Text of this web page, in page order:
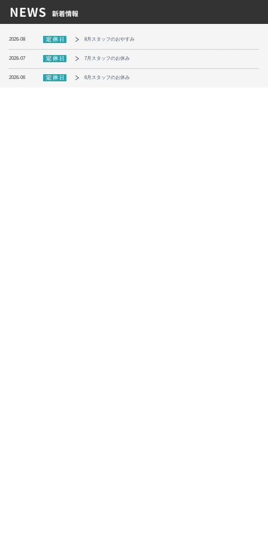
2026-08 8月スタッフのおやすみ
2026-07 7月スタッフのお休み
2026-06 6月スタッフのお休み